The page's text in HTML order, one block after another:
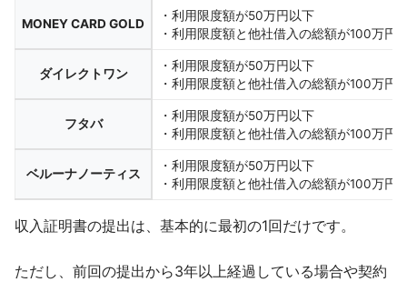
MONEY CARD GOLD
・利用限度額が50万円以下
・利用限度額と他社借入の総額が100万円
ダイレクトワン
・利用限度額が50万円以下
・利用限度額と他社借入の総額が100万円
フタバ
・利用限度額が50万円以下
・利用限度額と他社借入の総額が100万円
ベルーナノーティス
・利用限度額が50万円以下
・利用限度額と他社借入の総額が100万円
収入証明書の提出は、基本的に最初の1回だけです。
ただし、前回の提出から3年以上経過している場合や契約